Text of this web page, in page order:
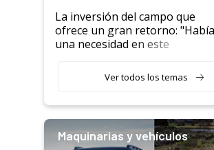
La inversión del campo que
ofrece un gran retorno: "Había
una necesidad en este
Ver todos los temas
Maquinarias y vehículos